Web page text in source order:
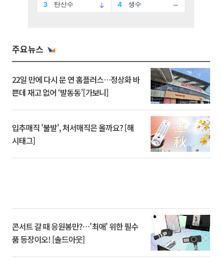
주요뉴스
22일 만에 다시 문 연 홈플러스…정상화 바
쁜데 재고 없어 ‘발동동’[가보니]
입추매직 '불발', 처서매직은 올까요? [해
시태그]
콘서트 갈 때 응원봉만?⋯'최애' 위한 필수
품 등장이오! [솔드아웃]